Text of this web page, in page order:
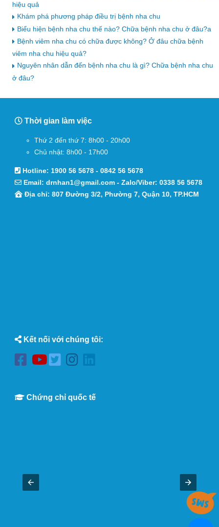
hiệu quả
Khám phá phương pháp điều trị bệnh nha chu
Biểu hiện bệnh nha chu thế nào? Chữa bệnh nha chu ở đâu?a
Bệnh viêm nha chu có chữa được không? Ở đâu chữa bệnh
viêm nha chu hiệu quả?
Nguyên nhân dẫn đến bệnh nha chu là gì? Chữa bệnh nha chu
ở đâu?
Thời gian làm việc
Thứ 2 đến thứ 7: 8h00 - 20h00
Chủ nhật: 8h00 - 17h00
Hotline: 1900 56 5678 - 0842 56 5678
Email: drnhan1@gmail.com - Zalo/Viber: 0338 56 5678
Địa chỉ: 807 Đường 3/2, Phường 7, Quận 10, TP.HCM
Kết nối với chúng tôi:
Chứng chỉ quốc tế